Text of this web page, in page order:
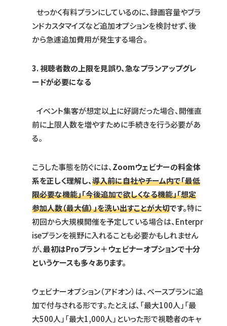
せっかく有料プランにしているのに、録画容量やブラ
ンドカスタマイズなど追加オプションを検討せず、後
から急遽追加費用が発生する場合。
3. 視聴者数の上限を見誤り、急なプランアップグレ
ードが必要になる
イベント集客が想定以上に好調だった場合、開催直
前に上限人数を増やすために手続きを行う必要があ
る。
こうした事態を防ぐには、Zoomウェビナーの料金体
系を正しく理解し、導入前に自社やチーム内で「最低
限必要な機能」「今後追加で欲しくなる機能」「想定
参加人数（最大値）」を洗い出すことが大切です。特に
初回から大規模開催を予定している場合は、Enterpr
iseプランを視野に入れることも必要かもしれません
が、最初はProプラン＋ウェビナーオプションで十分
というケースも多々あります。
ウェビナーオプション（アドオン）は、ベースプランに追
加で付与される形です。たとえば、「最大100人」「最
大500人」「最大1,000人」といった形で視聴者のキャ